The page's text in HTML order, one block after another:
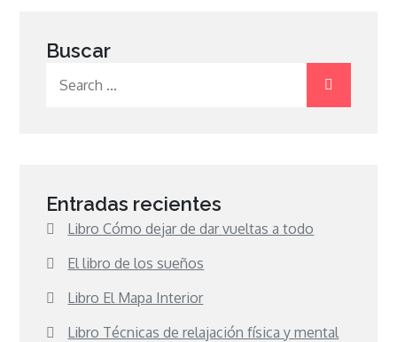
Buscar
Entradas recientes
Libro Cómo dejar de dar vueltas a todo
El libro de los sueños
Libro El Mapa Interior
Libro Técnicas de relajación física y mental